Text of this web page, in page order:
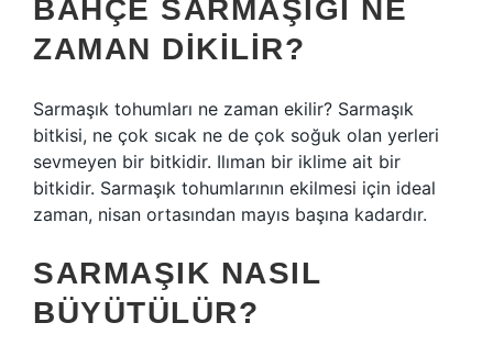
BAHÇE SARMAŞIĞI NE
ZAMAN DIKILIR?
Sarmaşık tohumları ne zaman ekilir? Sarmaşık
bitkisi, ne çok sıcak ne de çok soğuk olan yerleri
sevmeyen bir bitkidir. Ilıman bir iklime ait bir
bitkidir. Sarmaşık tohumlarının ekilmesi için ideal
zaman, nisan ortasından mayıs başına kadardır.
SARMAŞIK NASIL
BÜYÜTÜLÜR?